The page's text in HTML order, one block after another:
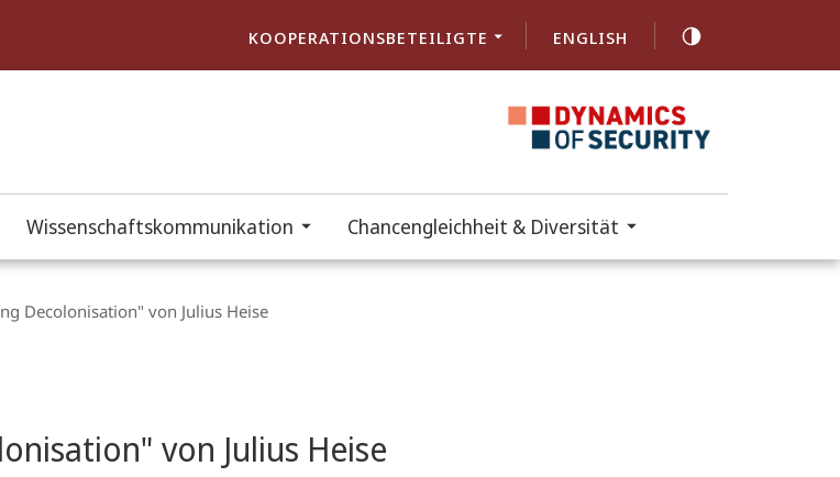
KOOPERATIONSBETEILIGTE ENGLISH
Wissenschaftskommunikation Chancengleichheit & Diversität
Decolonisation" von Julius Heise
von Julius Heise